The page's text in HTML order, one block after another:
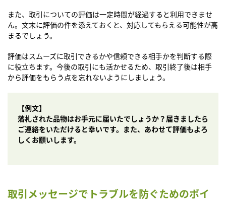
また、取引についての評価は一定時間が経過すると利用できませ
ん。文末に評価の件を添えておくと、対応してもらえる可能性が高
まるでしょう。
評価はスムーズに取引できるかや信頼できる相手かを判断する際
に役立ちます。今後の取引にも活かせるため、取引終了後は相手
から評価をもらう点を忘れないようにしましょう。
【例文】
落札された品物はお手元に届いたでしょうか？届きましたら
ご連絡をいただけると幸いです。また、あわせて評価もよろ
しくお願いします。
取引メッセージでトラブルを防ぐためのポイ